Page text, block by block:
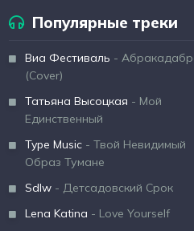
Популярные треки
Виа Фестиваль -
(Cover)
Татьяна Высоцкая - Мой
Единственный
Type Music - Твой Невидимый
Образ Тумане
Sdlw - Детсадовский Срок
Lena Katina - Love Yourself